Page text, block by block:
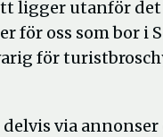
ligger utanför
för oss som bor i
för
via